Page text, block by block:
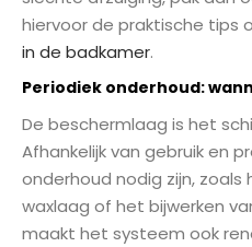
hiervoor de praktische tips
in de badkamer.
Periodiek onderhoud:
De beschermlaag is het
Afhankelijk van gebruik en
onderhoud nodig zijn, zoals
waxlaag of het bijwerken
maakt het systeem ook